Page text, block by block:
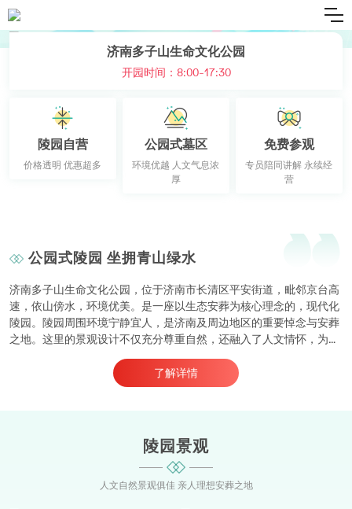
济南多子山生命文化公园
开园时间：8:00-17:30
陵园自营
价格透明 优惠超多
公园式墓区
环境优越 人文气息浓
厚
免费参观
专员陪同讲解 永续经
营
公园式陵园 坐拥青山绿水
济南多子山生命文化公园，位于济南市长清区平安街道，毗邻京台高
速，依山傍水，环境优美。是一座以生态安葬为核心理念的，现代化
陵园。陵园周围环境宁静宜人，是济南及周边地区的重要悼念与安葬
之地。这里的景观设计不仅充分尊重自然，还融入了人文情怀，为逝
者提供了一个安宁、舒适的永恒栖息之地。 多子山生命文化公园注重
文化的传承与尊重生命的意义，设计上融合了现代公墓文化与传统纪
念方式。陵园通过艺术化的...
了解详情
陵园景观
人文自然景观俱佳 亲人理想安葬之地